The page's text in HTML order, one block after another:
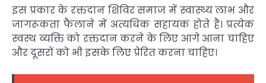
इस प्रकार के रक्तदान शिविर समाज में स्वास्थ्य लाभ और
जागरूकता फैलाने में अत्यधिक सहायक होते हैं। प्रत्येक
स्वस्थ व्यक्ति को रक्तदान करने के लिए आगे आना चाहिए
और दूसरों को भी इसके लिए प्रेरित करना चाहिए।